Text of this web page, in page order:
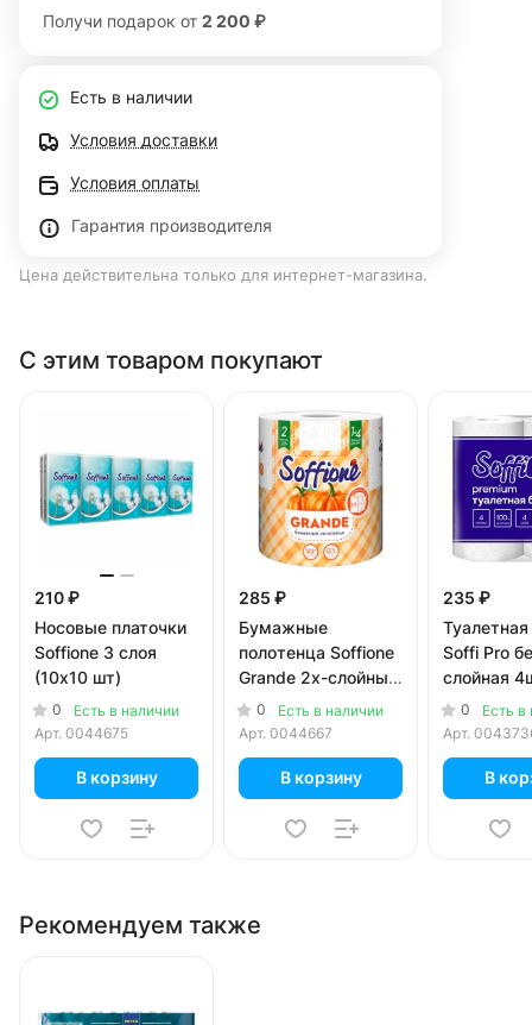
Получи подарок от 2 200 ₽
Есть в наличии
Условия доставки
Условия оплаты
Гарантия производителя
Цена действительна только для интернет-магазина.
С этим товаром покупают
210 ₽
Носовые платочки
Soffione 3 слоя
(10х10 шт)
0
Есть в наличии
Арт. 0044675
В корзину
285 ₽
Бумажные
полотенца Soffione
Grande 2х-слойные
450 листов
0
Есть в наличии
Арт. 0044667
В корзину
235 ₽
Soffi Pro
слойная
0
Есть в
Арт.
В
Рекомендуем также